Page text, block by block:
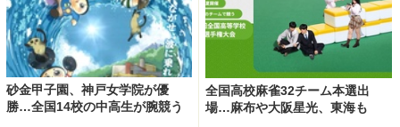
砂金甲子園、神戸女学院が優
勝…全国14校の中高生が腕競う
全国高校麻雀32チーム本選出
場…麻布や大阪星光、東海も